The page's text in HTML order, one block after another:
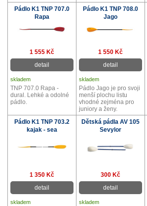
Pádlo K1 TNP 707.0
Rapa
Pádlo K1 TNP 708.0
Jago
1 555 Kč
detail
1 550 Kč
detail
skladem skladem
TNP 707.0 Rapa -
dural. Lehké a odolné
pádlo.
Pádlo Jago je pro svoji
menší plochu listu
vhodné zejména pro
juniory a ženy.
Pádlo K1 TNP 703.2
kajak - sea
Dětská pádla AV 105
Sevylor
1 350 Kč
detail
300 Kč
detail
skladem skladem